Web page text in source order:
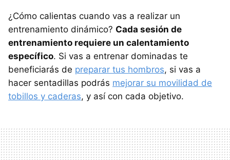
¿Cómo calientas cuando vas a realizar un
entrenamiento dinámico? Cada sesión de
entrenamiento requiere un calentamiento
específico. Si vas a entrenar dominadas te
beneficiarás de preparar tus hombros, si vas a
hacer sentadillas podrás mejorar su movilidad de
tobillos y caderas, y así con cada objetivo.